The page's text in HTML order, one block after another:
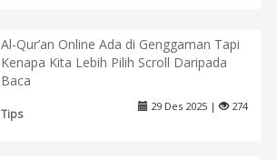
Al-Qur’an Online Ada di Genggaman Tapi
Kenapa Kita Lebih Pilih Scroll Daripada
Baca
Tips
29 Des 2025 | 274